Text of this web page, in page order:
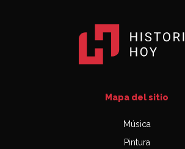
Mapa del sitio
Música
Pintura